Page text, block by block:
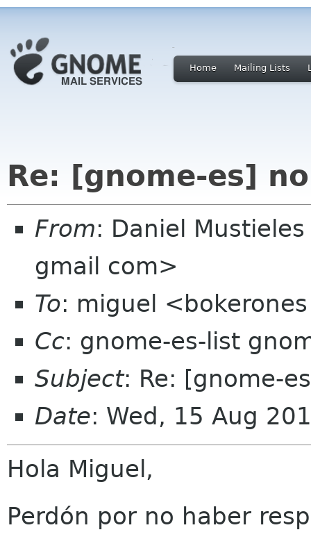
Home Mailing Lists
Re: [gnome-es]
From: Daniel
gmail com>
To: miguel
Cc: gnome-es-list
Subject: Re: [gnome-
Date: Wed, 15 Aug
Hola Miguel,
Perdón por no haber